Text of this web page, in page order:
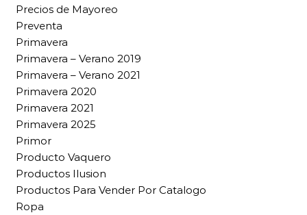
Precios de Mayoreo
Preventa
Primavera
Primavera – Verano 2019
Primavera – Verano 2021
Primavera 2020
Primavera 2021
Primavera 2025
Primor
Producto Vaquero
Productos Ilusion
Productos Para Vender Por Catalogo
Ropa